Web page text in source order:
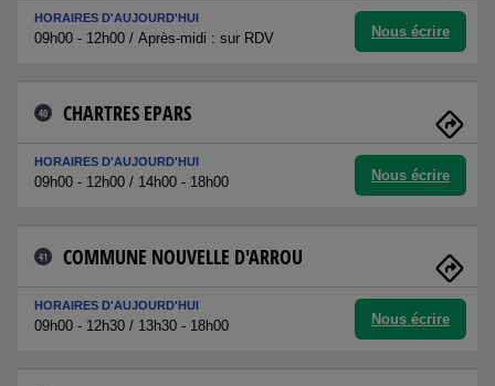
HORAIRES D'AUJOURD'HUI
09h00 - 12h00 / Après-midi : sur RDV Nous écrire
40 CHARTRES EPARS
HORAIRES D'AUJOURD'HUI
09h00 - 12h00 / 14h00 - 18h00 Nous écrire
41 COMMUNE NOUVELLE D'ARROU
HORAIRES D'AUJOURD'HUI
09h00 - 12h30 / 13h30 - 18h00 Nous écrire